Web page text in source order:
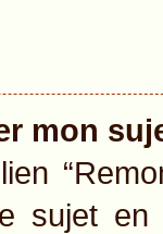
mon
sujet en